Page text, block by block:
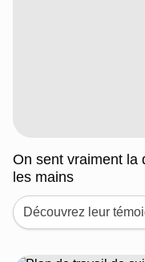
On sent vraiment la
les mains
Découvrez leur